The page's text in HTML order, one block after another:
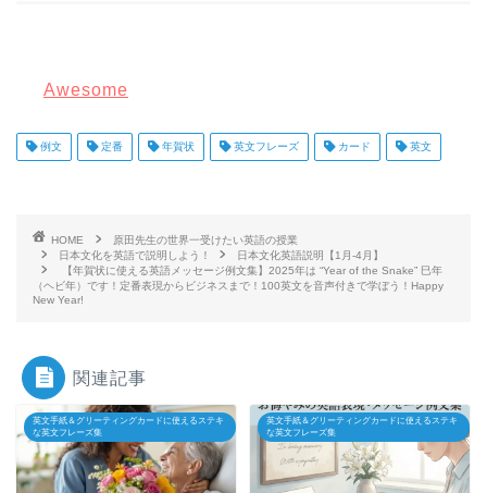
Awesome
例文 定番 年賀状 英文フレーズ カード 英文
HOME
原田先生の世界一受けたい英語の授業
日本文化を英語で説明しよう！
日本文化英語説明【1月-4月】
【年賀状に使える英語メッセージ例文集】2025年は “Year of the Snake” 巳年
（ヘビ年）です！定番表現からビジネスまで！100英文を音声付きで学ぼう！Happy
New Year!
関連記事
英文手紙＆グリーティングカードに使えるステキ
な英文フレーズ集
英文手紙＆グリーティングカードに使えるステキ
な英文フレーズ集
ホーム